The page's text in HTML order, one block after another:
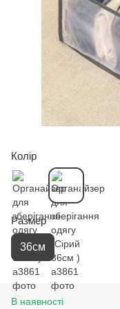
Колір
Размер
36см
В наявності